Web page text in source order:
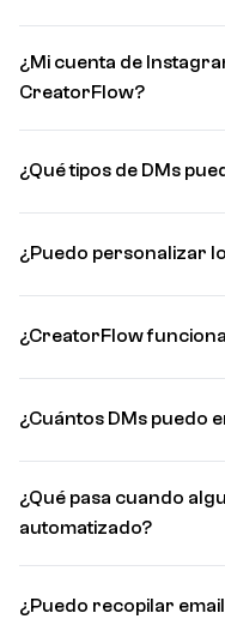
¿Mi cuenta de
CreatorFlow?
¿Qué tipos de DMs
¿Puedo personalizar
¿CreatorFlow
¿Cuántos DMs puedo
¿Qué pasa cuando
automatizado?
¿Puedo recopilar